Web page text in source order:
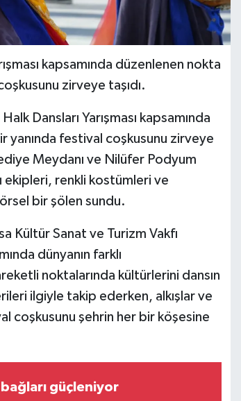
kapsamında düzenlenen nokta
zirveye taşıdı.
Dansları Yarışması kapsamında
festival coşkusunu zirveye
Meydanı ve Nilüfer Podyum
ekipleri, renkli kostümleri ve
bir şölen sundu.
Kültür Sanat ve Turizm Vakfı
dünyanın farklı
noktalarında kültürlerini dansın
ilgiyle takip ederken, alkışlar ve
coşkusunu şehrin her bir köşesine
güçleniyor